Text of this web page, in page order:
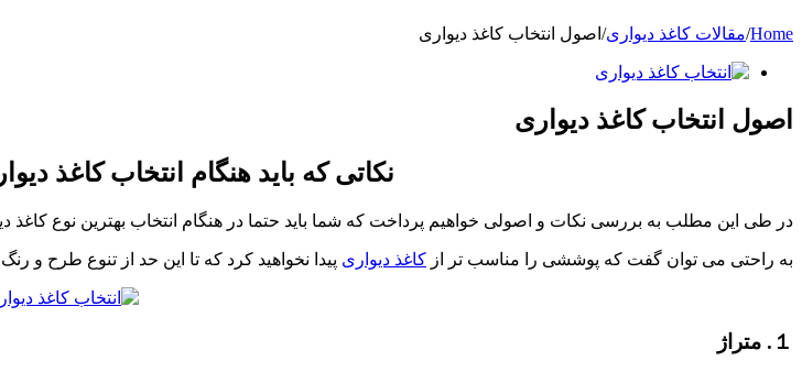
Home
/مقالات کاغذ دیواری/ اصول انتخاب کاغذ دیواری
View
Image
اصول انتخاب کاغذ دیواری
نکاتی که باید هنگام انتخاب کاغذ
در طی این مطلب به بررسی نکات و اصولی خواهیم پرداخت که شما باید حتما در هنگام انتخاب بهترین نوع کاغذ
به راحتی می توان گفت که پوششی را مناسب تر از کاغذ دیواری پیدا نخواهید کرد که تا این حد از تنوع طرح و
１. متراژ